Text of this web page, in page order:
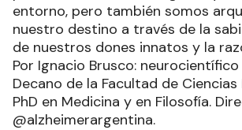
entorno, pero también somos
nuestro destino a través de la
de nuestros dones innatos y la
Por Ignacio Brusco:
Decano de la Facultad de Ciencias
PhD en Medicina y en Filosofía.
@alzheimerargentina.